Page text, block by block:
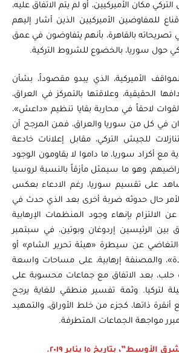
مكان الأميركيين، أو لم يتم الاتفاق عليه،
للمفاوضين الأميركيين الذين أشار إليهم
تصريحاته بالقاهرة، بأنهم يتفاوضون في عمق
حول سوريا، بالخضوع للشروط التركية.
الأميركية، الذي يبدو مقصوداً، بشأن
الحقيقية، وعلاقتها بالتمركز في العراق،
لاحقاً في محاربة بقايا تنظيم «داعش»،
في كل من سوريا والعراق، فمن المرجح أن
للجيش التركي، مقابل إعلانات خادعة
مع أكراد سوريا، ما داموا لا يقاومون الوجود
وهو ما سيمثل مأزقاً بالنسبة لروسيا
على تقسيم سوريا، رغم الادعاء بعكس
حال حدوثه ضربة أخرى بعد الذي حدث في
الالتزام بإنهاء وجود المنظمات الإرهابية
بين الرئيسين إردوغان وبوتين، في سبتمبر
عن سيطرة «هيئة تحرير الشام» أو
والمصنفة إرهابية، على مساحات واسعة
بعد الاتفاق مع جماعات محسوبة على
لتركيا. وثمة تفسير منطقي للغاية يرجح
ذاتها، كجزء من خلط الأوراق، والتمهيد
مواجهة الجماعات المتطرفة.
بتاريخ ١٥ يناير ٢٠١٩.